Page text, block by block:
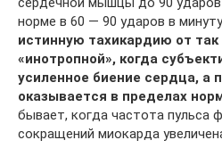
норме в 60 — 90 ударов в
истинную тахикардию от
«инотропной», когда
усиленное биение сердца, а
оказывается в пределах
бывает, когда частота пульса
сокращений миокарда